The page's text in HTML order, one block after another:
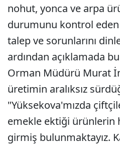
nohut, yonca ve arpa
durumunu kontrol
talep ve sorunlarını
ardından açıklamada
Orman Müdürü Murat
üretimin aralıksız
"Yüksekova'mızda
emekle ektiği ürünlerin
girmiş bulunmaktayız.